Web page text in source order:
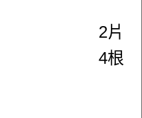
2片
4根